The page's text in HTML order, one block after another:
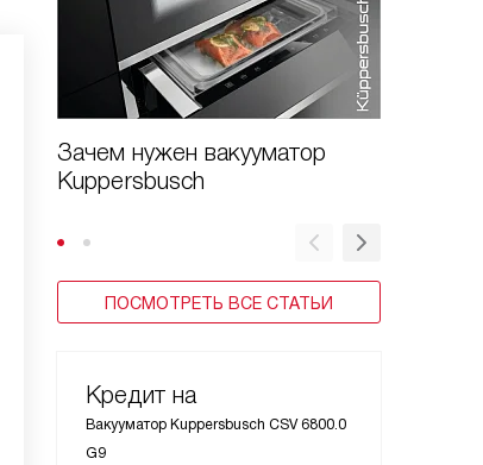
Зачем нужен вакууматор
Kuppersbusch
ПОСМОТРЕТЬ ВСЕ СТАТЬИ
Кредит на
Вакууматор Kuppersbusch CSV 6800.0
G9